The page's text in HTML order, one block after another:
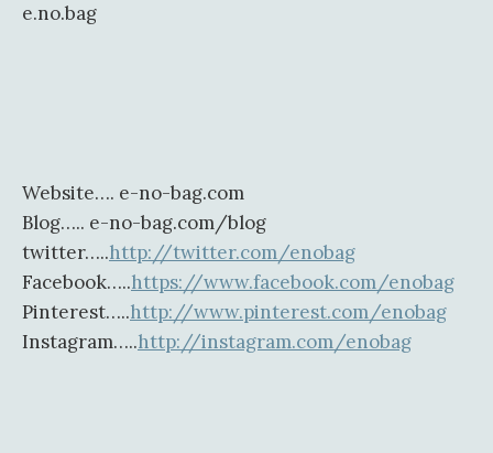
e.no.bag
Website…. e-no-bag.com
Blog….. e-no-bag.com/blog
twitter…..http://twitter.com/enobag
Facebook…..https://www.facebook.com/enobag
Pinterest…..http://www.pinterest.com/enobag
Instagram…..http://instagram.com/enobag